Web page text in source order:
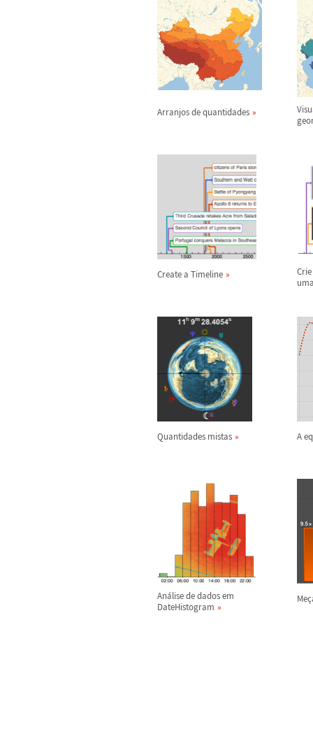
Arranjos de quantidades
Create a Timeline
Quantidades mistas A
Análise de dados em
DateHistogram
Meç